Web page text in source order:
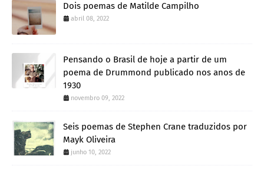
Dois poemas de Matilde Campilho
abril 08, 2022
Pensando o Brasil de hoje a partir de um
poema de Drummond publicado nos anos de
1930
novembro 09, 2022
Seis poemas de Stephen Crane traduzidos por
Mayk Oliveira
junho 10, 2022